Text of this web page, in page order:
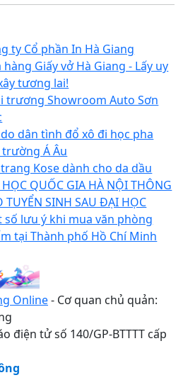
ty Cổ phần In Hà Giang
hàng Giấy vở Hà Giang - Lấy uy
tương lai!
trương Showroom Auto Sơn
dân tình đổ xô đi học pha
trường Á Âu
trang Kose dành cho da dầu
QUỐC GIA HÀ NỘI THÔNG
TUYỂN SINH SAU ĐẠI HỌC
số lưu ý khi mua văn phòng
tại Thành phố Hồ Chí Minh
Online- Cơ quan chủ quản:
điện tử số 140/GP-BTTTT cấp